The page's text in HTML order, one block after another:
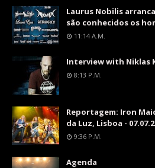
Laurus Nobilis
são conhecidos os
11:14 A.m.
Interview with Niklas
8:13 P.m.
Reportagem: Iron
da Luz, Lisboa -
9:36 P.m.
Agenda